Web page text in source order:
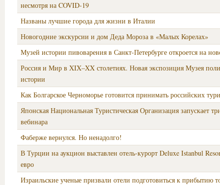
несмотря на COVID-19
Названы лучшие города для жизни в Италии
Новогодние экскурсии и дом Деда Мороза в «Малых Корелах»
Музей истории пивоварения в Санкт-Петербурге откроется на
Россия и Мир в XIX–XX столетиях. Новая экспозиция Музея
истории
Как Болгарское Черноморье готовится принимать российских
Японская Национальная Туристическая Организация запускает
вебинара
Фаберже вернулся. Но ненадолго!
В Турции на аукцион выставлен отель-курорт Deluxe Istanbul
евро
Израильские ученые призвали отели подготовиться к прибытию